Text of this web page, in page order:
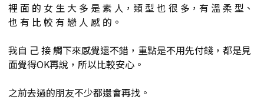
裡 面 的 女 生 大 多 是 素 人，類 型 也 很 多，有 溫 柔 型、
也 有 比 較 有 戀 人 感 的。
我自 己 接 觸下來感覺還不錯，重點是不用先付錢，都是見
面覺得OK再說，所以比較安心。
之前去過的朋友不少都還會再找。